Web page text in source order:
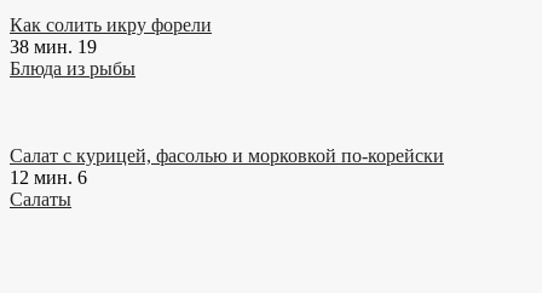
Как солить икру форели
38 мин. 19
Блюда из рыбы
Салат с курицей, фасолью и морковкой по-корейски
12 мин. 6
Салаты